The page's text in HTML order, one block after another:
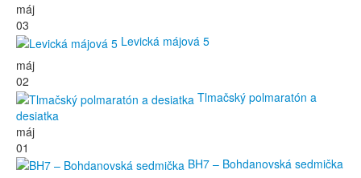
máj
03
Levická májová 5
máj
02
Tlmačský polmaratón a
desiatka
máj
01
BH7 – Bohdanovská sedmička